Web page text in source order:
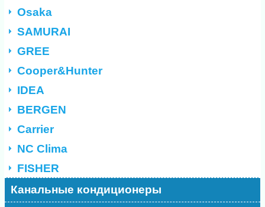
Osaka
SAMURAI
GREE
Cooper&Hunter
IDEA
BERGEN
Carrier
NC Clima
FISHER
Канальные кондиционеры